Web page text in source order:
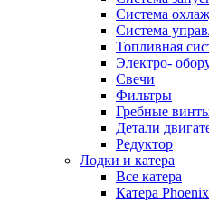
Система
Система
Топливная
Электро-
Свечи
Фильтры
Гребные
Детали
Редуктор
Лодки и катера
Все катера
Катера Phoenix